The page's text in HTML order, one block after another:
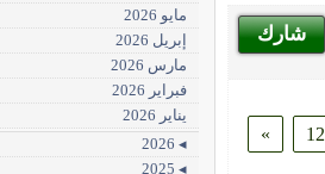
شارك
12
»
مايو 2026
إبريل 2026
مارس 2026
فبراير 2026
يناير 2026
◂ 2026
◂ 2025